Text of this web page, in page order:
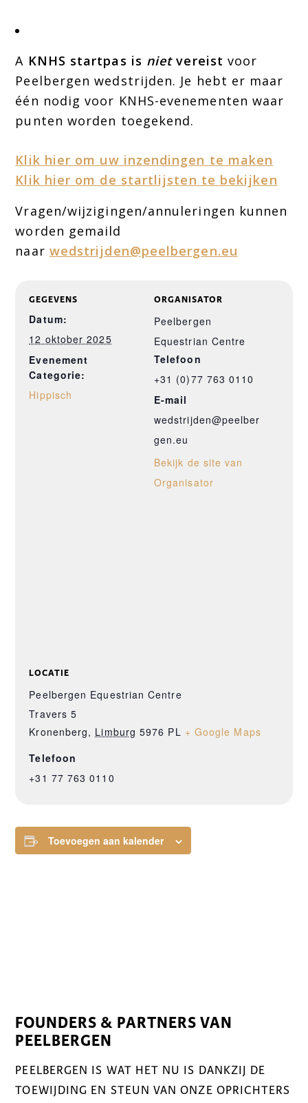
A KNHS startpas is nietvereist voor
Peelbergen wedstrijden. Je hebt er maar
één nodig voor KNHS-evenementen waar
punten worden toegekend.
Klik hier om uw inzendingen te maken
Klik hier om de startlijsten te bekijken
Vragen/wijzigingen/annuleringen kunnen
worden gemaild
naar wedstrijden@peelbergen.eu
GEGEVENS
Datum:
12 oktober 2025
Evenement
Categorie:
Hippisch
ORGANISATOR
Peelbergen
Equestrian Centre
Telefoon
+31 (0)77 763 0110
E-mail
wedstrijden@peelber
gen.eu
Bekijk de site van
Organisator
LOCATIE
Peelbergen Equestrian Centre
Travers 5
Kronenberg, Limburg 5976 PL + Google Maps
Telefoon
+31 77 763 0110
Toevoegen aan kalender
FOUNDERS & PARTNERS VAN
PEELBERGEN
PEELBERGEN IS WAT HET NU IS DANKZIJ DE
TOEWIJDING EN STEUN VAN ONZE OPRICHTERS